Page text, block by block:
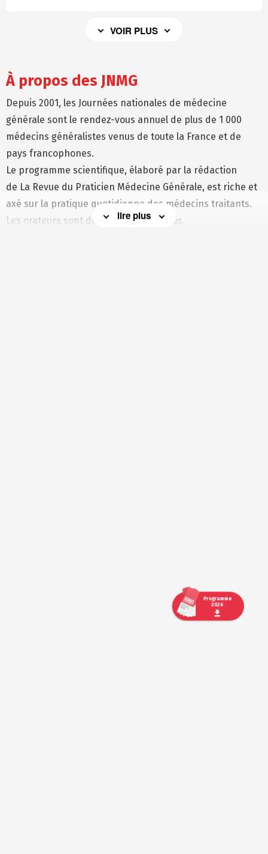
VOIR PLUS
À propos des JNMG
Depuis 2001, les Journées nationales de médecine
générale sont le rendez-vous annuel de plus de 1 000
médecins généralistes venus de toute la France et de
pays francophones.
Le programme scientifique, élaboré par la rédaction
de La Revue du Praticien Médecine Générale, est riche et
axé sur la pratique quotidienne des médecins traitants.
Les orateurs sont des experts reconnus.
lire plus
Programme
2026